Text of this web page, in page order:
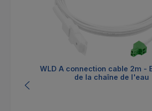
WLD A connection cable 2m -
de la chaîne de l'eau